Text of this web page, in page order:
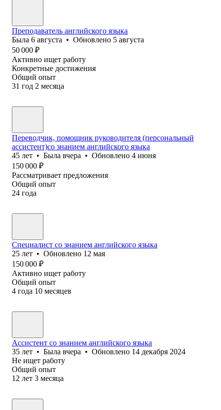
Преподаватель английского языка
Была 6 августа • Обновлено 5 августа
50 000 ₽
Активно ищет работу
Конкретные достижения
Общий опыт
31 год 2 месяца
Переводчик, помощник руководителя (персональный
ассистент)со знанием английского языка
45 лет • Была вчера • Обновлено 4 июня
150 000 ₽
Рассматривает предложения
Общий опыт
24 года
Специалист со знанием английского языка
25 лет • Обновлено 12 мая
150 000 ₽
Активно ищет работу
Общий опыт
4 года 10 месяцев
Ассистент со знанием английского языка
35 лет • Была вчера • Обновлено 14 декабря 2024
Не ищет работу
Общий опыт
12 лет 3 месяца